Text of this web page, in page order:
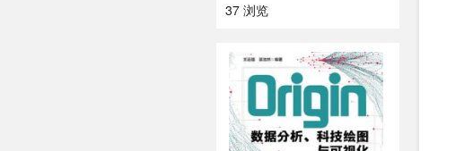
37 浏览